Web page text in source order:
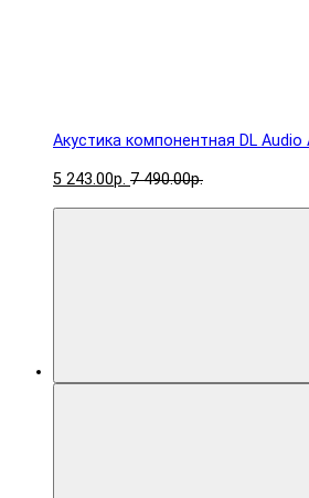
Акустика компонентная DL
5 243.00р. 7 490.00р.